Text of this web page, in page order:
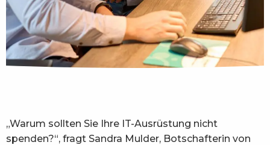
„Warum sollten Sie Ihre IT-Ausrüstung nicht
spenden?“, fragt Sandra Mulder, Botschafterin von